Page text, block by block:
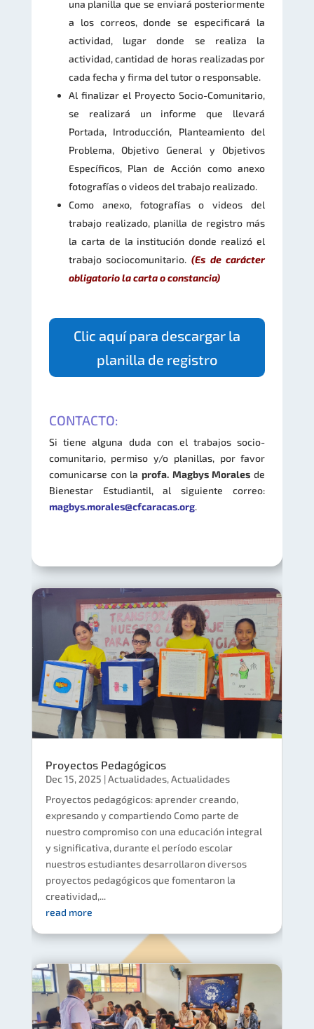
una planilla que se enviará posteriormente
a los correos, donde se especificará la
actividad, lugar donde se realiza la
actividad, cantidad de horas realizadas por
cada fecha y firma del tutor o responsable.
Al finalizar el Proyecto Socio-Comunitario,
se realizará un informe que llevará
Portada, Introducción, Planteamiento del
Problema, Objetivo General y Objetivos
Específicos, Plan de Acción como anexo
fotografías o videos del trabajo realizado.
Como anexo, fotografías o videos del
trabajo realizado, planilla de registro más
la carta de la institución donde realizó el
trabajo sociocomunitario. (Es de carácter
obligatorio la carta o constancia)
Clic aquí para descargar la
planilla de registro
CONTACTO:
Si tiene alguna duda con el trabajos socio-
comunitario, permiso y/o planillas, por favor
comunicarse con la profa. Magbys Morales de
Bienestar Estudiantil, al siguiente correo:
magbys.morales@cfcaracas.org.
Proyectos Pedagógicos
Dec 15, 2025 |Actualidades,Actualidades
Proyectos pedagógicos: aprender creando,
expresando y compartiendo Como parte de
nuestro compromiso con una educación integral
y significativa, durante el período escolar
nuestros estudiantes desarrollaron diversos
proyectos pedagógicos que fomentaron la
creatividad,...
read more